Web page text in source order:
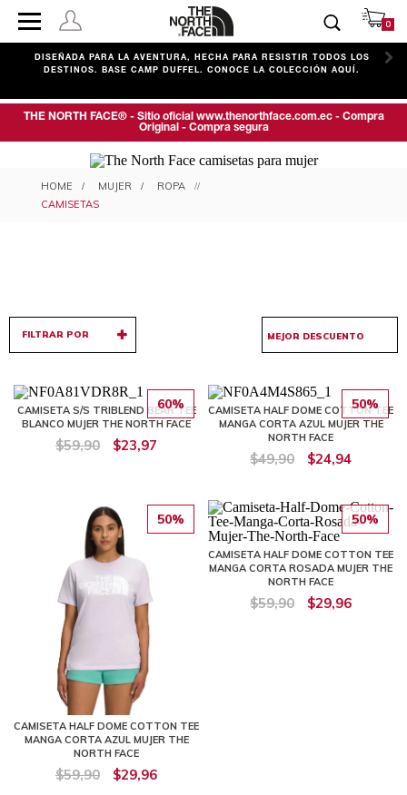
0
DISEÑADA PARA LA AVENTURA, HECHA PARA RESISTIR TODOS LOS
DESTINOS. BASE CAMP DUFFEL. CONOCE LA COLECCIÓN AQUÍ.
THE NORTH FACE® - Sitio oficial www.thenorthface.com.ec - Compra
Original - Compra segura
CAMISETAS PARA MUJER
MUJER
ROPA
CAMISETAS
FILTRAR POR
60%
CAMISETA S/S TRIBLEND BEAR TEE
BLANCO MUJER THE NORTH FACE
$59,90 $23,97
50%
CAMISETA HALF DOME COTTON TEE
MANGA CORTA AZUL MUJER THE
NORTH FACE
$49,90 $24,94
50%
CAMISETA HALF DOME COTTON TEE
MANGA CORTA AZUL MUJER THE
NORTH FACE
$59,90 $29,96
50%
CAMISETA HALF DOME COTTON TEE
MANGA CORTA ROSADA MUJER THE
NORTH FACE
$59,90 $29,96